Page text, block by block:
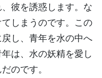
彼を誘惑します。な
しまうのです。この
し、青年を水の中へ
は、水の妖精を愛し
のです。